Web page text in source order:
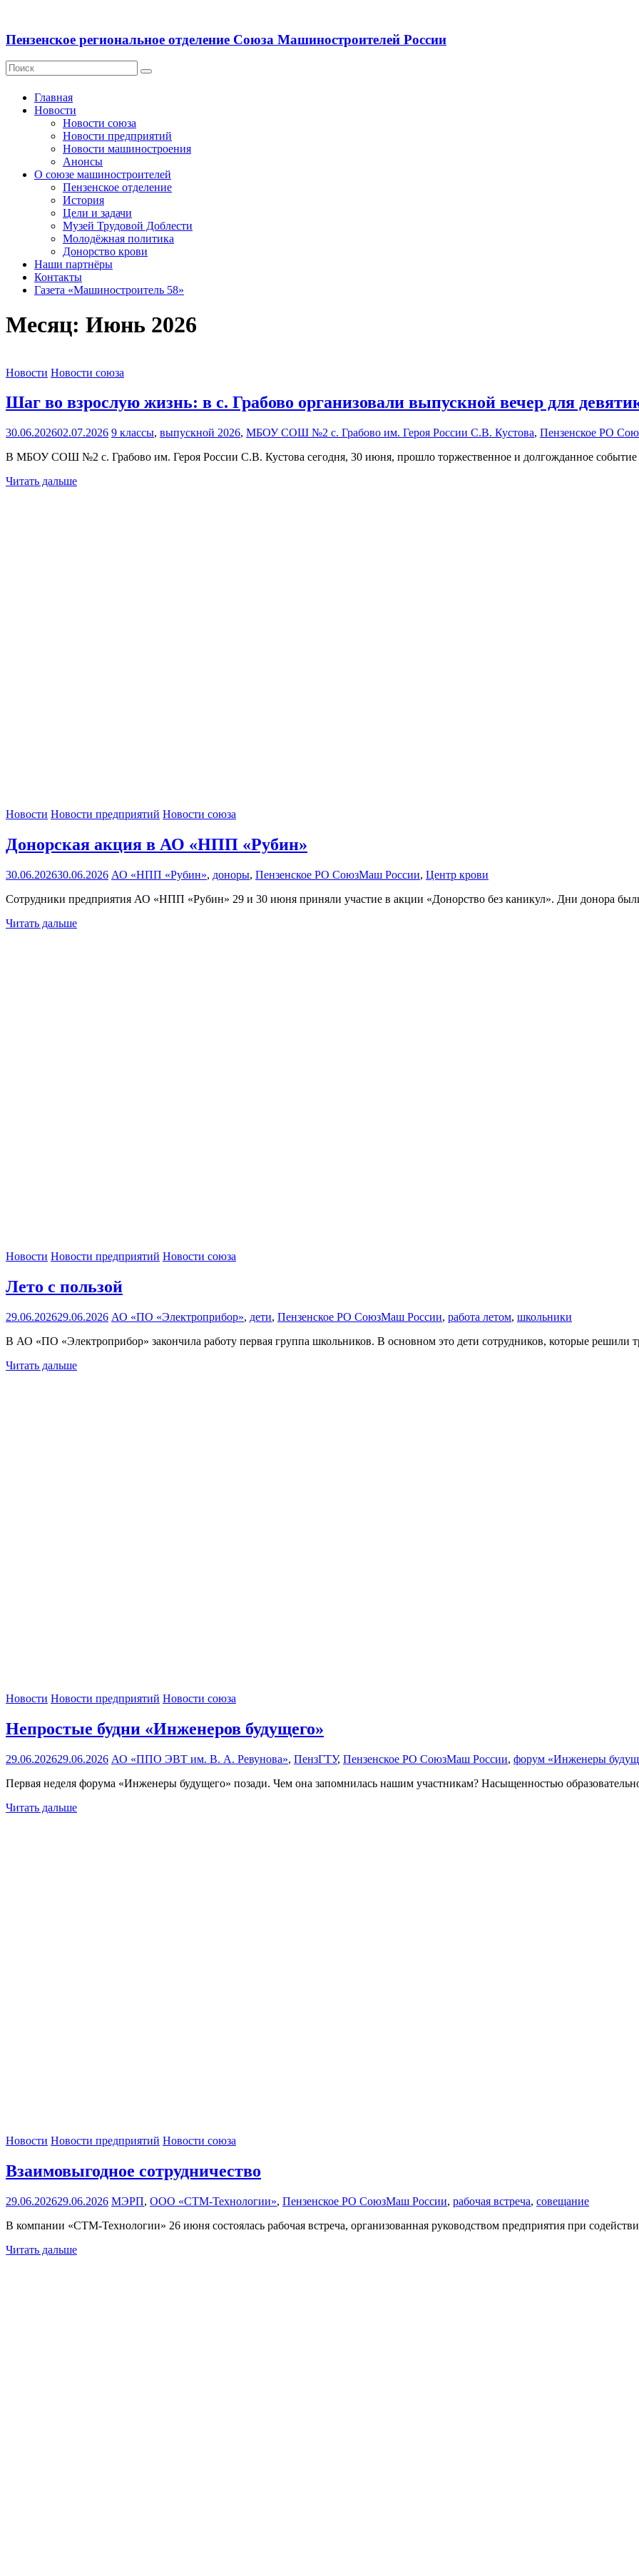
Пензенское региональное отделение Союза Машиностроителей России
Главная
Новости
Новости союза
Новости предприятий
Новости машиностроения
Анонсы
О союзе машиностроителей
Пензенское отделение
История
Цели и задачи
Музей Трудовой Доблести
Молодёжная политика
Донорство крови
Наши партнёры
Контакты
Газета «Машиностроитель 58»
Месяц: Июнь 2026
Новости Новости союза
Шаг во взрослую жизнь: в с. Грабово организовали выпускной вечер для
30.06.202602.07.2026 9 классы, выпускной 2026, МБОУ СОШ №2 с. Грабово им. Героя России С.В. Кустова, Пензенское РО
В МБОУ СОШ №2 с. Грабово им. Героя России С.В. Кустова сегодня, 30 июня, прошло торжественное и долгожданное событие
Читать дальше
Новости Новости предприятий Новости союза
Донорская акция в АО «НПП «Рубин»
30.06.202630.06.2026 АО «НПП «Рубин», доноры, Пензенское РО СоюзМаш России, Центр крови
Сотрудники предприятия АО «НПП «Рубин» 29 и 30 июня приняли участие в акции «Донорство без каникул». Дни донора
Читать дальше
Новости Новости предприятий Новости союза
Лето с пользой
29.06.202629.06.2026 АО «ПО «Электроприбор», дети, Пензенское РО СоюзМаш России, работа летом, школьники
В АО «ПО «Электроприбор» закончила работу первая группа школьников. В основном это дети сотрудников, которые решили
Читать дальше
Новости Новости предприятий Новости союза
‍Непростые будни «Инженеров будущего»
29.06.202629.06.2026 АО «ППО ЭВТ им. В. А. Ревунова», ПензГТУ, Пензенское РО СоюзМаш России, форум «Инженеры
Первая неделя форума «Инженеры будущего» позади. Чем она запомнилась нашим участникам? Насыщенностью
Читать дальше
Новости Новости предприятий Новости союза
Взаимовыгодное сотрудничество
29.06.202629.06.2026 МЭРП, ООО «СТМ-Технологии», Пензенское РО СоюзМаш России, рабочая встреча, совещание
В компании «СТМ-Технологии» 26 июня состоялась рабочая встреча, организованная руководством предприятия при
Читать дальше